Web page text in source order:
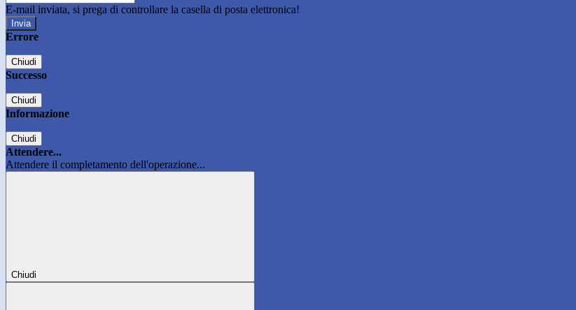
E-mail inviata, si prega di controllare la casella di posta elettronica!
Errore
Chiudi
Successo
Chiudi
Informazione
Chiudi
Attendere...
Attendere il completamento dell'operazione...
Chiudi